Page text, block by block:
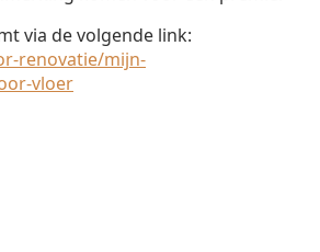
via de volgende link:
renovatie/mijn-
vloer